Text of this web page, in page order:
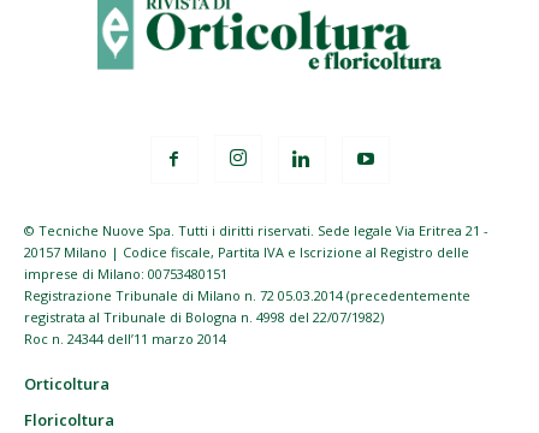
© Tecniche Nuove Spa. Tutti i diritti riservati. Sede legale Via Eritrea 21 -
20157 Milano | Codice fiscale, Partita IVA e Iscrizione al Registro delle
imprese di Milano: 00753480151
Registrazione Tribunale di Milano n. 72 05.03.2014 (precedentemente
registrata al Tribunale di Bologna n. 4998 del 22/07/1982)
Roc n. 24344 dell’11 marzo 2014
Orticoltura
Floricoltura